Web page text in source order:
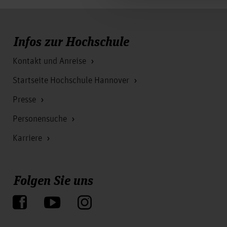
12.03.2026 Servicezentrum Beratung:
Studienbotschafter*innen
Infos zur Hochschule
Kontakt und Anreise
Startseite Hochschule Hannover
Presse
Personensuche
Karriere
Folgen Sie uns